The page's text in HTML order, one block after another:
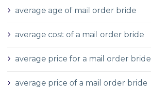
average age of mail order bride
average cost of a mail order bride
average price for a mail order bride
average price of a mail order bride